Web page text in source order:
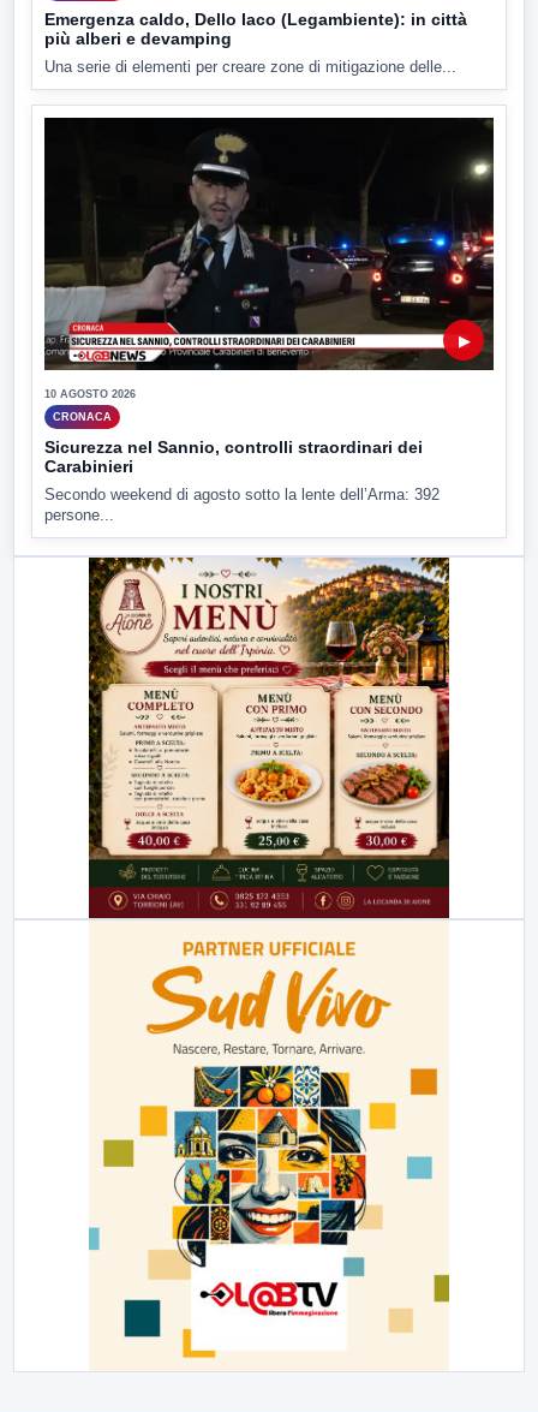
Emergenza caldo, Dello Iaco (Legambiente): in città
più alberi e devamping
Una serie di elementi per creare zone di mitigazione delle...
▶
10 AGOSTO 2026
CRONACA
Sicurezza nel Sannio, controlli straordinari dei
Carabinieri
Secondo weekend di agosto sotto la lente dell’Arma: 392
persone...